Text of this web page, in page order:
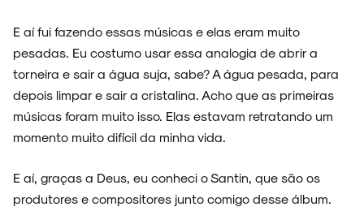
E aí fui fazendo essas músicas e elas eram muito
pesadas. Eu costumo usar essa analogia de abrir a
torneira e sair a água suja, sabe? A água pesada, para
depois limpar e sair a cristalina. Acho que as primeiras
músicas foram muito isso. Elas estavam retratando um
momento muito difícil da minha vida.
E aí, graças a Deus, eu conheci o Santin, que são os
produtores e compositores junto comigo desse álbum.